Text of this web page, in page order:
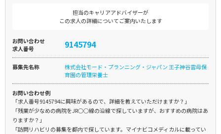
担当のキャリアアドバイザーが
この求人の詳細についてご案内いたします
お問い合わせ
求人番号
9145794
募集先名称
株式会社モード・プランニング・ジャパン 王子神谷雲母保
育園の管理栄養士
お問い合わせ例
「求人番号9145794に興味があるので、詳細を教えていただけますか？」
「残業が少なめの病院をJR○○線の沿線で探していますが、おすすめの病院はあ
りますか？」
「訪問リハビリの募集を都内で探しています。マイナビコメディカルに載ってい